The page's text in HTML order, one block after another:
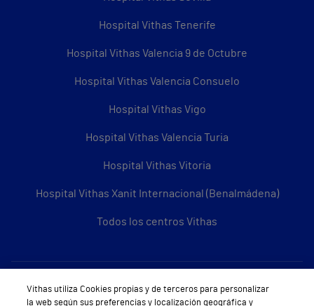
Hospital Vithas Tenerife
Hospital Vithas Valencia 9 de Octubre
Hospital Vithas Valencia Consuelo
Hospital Vithas Vigo
Hospital Vithas Valencia Turia
Hospital Vithas Vitoria
Hospital Vithas Xanit Internacional (Benalmádena)
Todos los centros Vithas
Sobre Vithas
Vithas utiliza Cookies propias y de terceros para personalizar
la web según sus preferencias y localización geográfica y